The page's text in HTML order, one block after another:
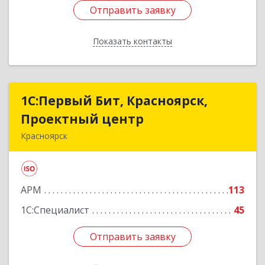
Отправить заявку
Показать контакты
Отправить заявку
Назад
1С:Первый Бит, Красноярск,
Проектный центр
Красноярск
АРМ
113
1С:Специалист
45
Отправить заявку
1С:Первый Бит, Красноярск,
Проектный центр
Подробнее
Отправить заявку